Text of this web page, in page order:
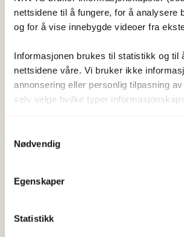
nettsidene til å fungere, for å analysere
og for å vise innebygde videoer fra
Informasjonen brukes til statistikk og til
nettsidene våre. Vi bruker ikke
annonsering eller personlig tilpasning
selv velge hvilke typer
Nødvendig
Egenskaper
Statistikk
om vold og traumatisk stress.
til å forebygge og redusere de
sosiale konsekvensene som vold
Ansatte